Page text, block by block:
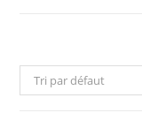
Tri par défaut